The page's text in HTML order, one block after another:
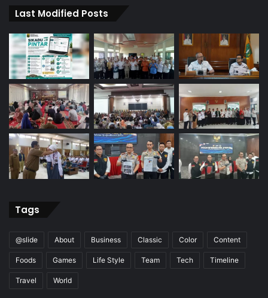
Last Modified Posts
Tags
@slide About Business Classic Color Content
Foods Games Life Style Team Tech Timeline
Travel World